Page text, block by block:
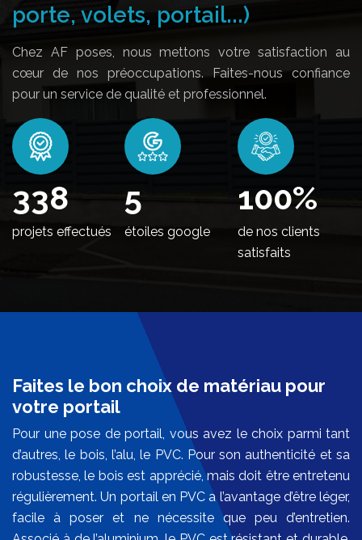
porte, volets, portail...)
Chez AF poses, nous mettons votre satisfaction au
cœur de nos préoccupations. Faites-nous confiance
pour un service de qualité et professionnel.
406
projets effectués
5
étoiles google
100%
de nos clients
satisfaits
Faites le bon choix de matériau pour
votre portail
Pour une pose de portail, vous avez le choix parmi tant
d’autres, le bois, l’alu, le PVC. Pour son authenticité et sa
robustesse, le bois est apprécié, mais doit être entretenu
régulièrement. Un portail en PVC a l’avantage d’être léger,
facile à poser et ne nécessite que peu d’entretien.